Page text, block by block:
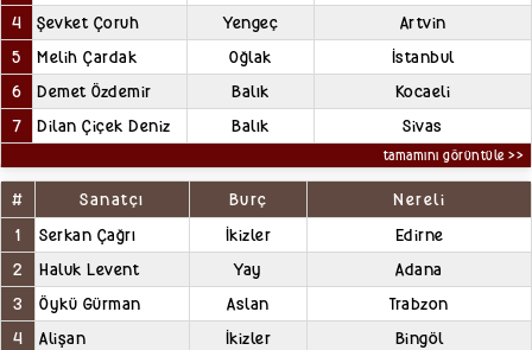
4
Şevket Çoruh Yengeç
Artvin
5
Melih Çardak Oğlak
İstanbul
6
Demet Özdemir Balık
Kocaeli
7
Dilan Çiçek Deniz Balık Sivas
tamamını görüntüle >>
# Sanatçı Burç
Nereli
1
Serkan Çağrı İkizler
Edirne
2
Haluk Levent Yay
Adana
3
Öykü Gürman Aslan
Trabzon
4
Alişan İkizler
Bingöl